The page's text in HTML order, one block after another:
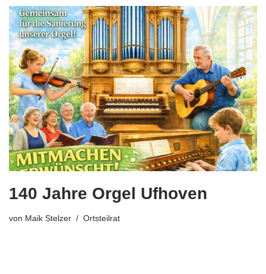
140 Jahre Orgel Ufhoven
von Maik Stelzer Ortsteilrat